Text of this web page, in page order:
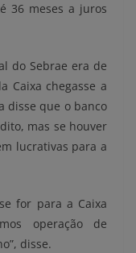
36 meses a juros
do Sebrae era de
Caixa chegasse a
disse que o banco
mas se houver
lucrativas para a
for para a Caixa
operação de
disse.